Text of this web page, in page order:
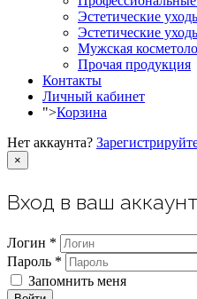
Эстетические
Эстетические
Мужская
Прочая продукция
Контакты
Личный кабинет
">Корзина
Нет аккаунта?
×
Вход в ваш аккаунт
Логин *
Пароль *
Запомнить меня